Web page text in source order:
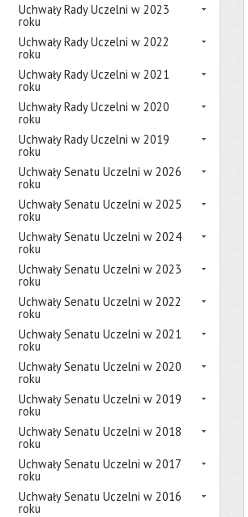
Uchwały Rady Uczelni w 2023
roku
Uchwały Rady Uczelni w 2022
roku
Uchwały Rady Uczelni w 2021
roku
Uchwały Rady Uczelni w 2020
roku
Uchwały Rady Uczelni w 2019
roku
Uchwały Senatu Uczelni w 2026
roku
Uchwały Senatu Uczelni w 2025
roku
Uchwały Senatu Uczelni w 2024
roku
Uchwały Senatu Uczelni w 2023
roku
Uchwały Senatu Uczelni w 2022
roku
Uchwały Senatu Uczelni w 2021
roku
Uchwały Senatu Uczelni w 2020
roku
Uchwały Senatu Uczelni w 2019
roku
Uchwały Senatu Uczelni w 2018
roku
Uchwały Senatu Uczelni w 2017
roku
Uchwały Senatu Uczelni w 2016
roku